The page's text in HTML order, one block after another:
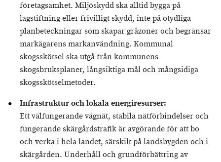
företagsamhet. Miljöskydd ska alltid bygga på
lagstiftning eller frivilligt skydd, inte på otydliga
planbeteckningar som skapar gråzoner och begränsar
markägarens markanvändning. Kommunal
skogsskötsel ska utgå från kommunens
skogsbruksplaner, långsiktiga mål och mångsidiga
skogsskötselmetoder.
Infrastruktur och lokala energiresurser:
Ett välfungerande vägnät, stabila nätförbindelser och
fungerande skärgårdstrafik är avgörande för att bo
och verka i hela landet, särskilt på landsbygden och i
skärgården. Underhåll och grundförbättring av